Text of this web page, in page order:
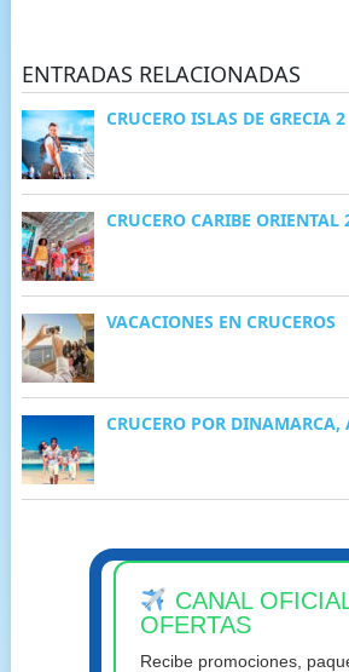
ENTRADAS RELACIONADAS
CRUCERO ISLAS DE GRECIA 2
CRUCERO CARIBE ORIENTAL
VACACIONES EN CRUCEROS
CRUCERO POR
CANAL
OFERTAS
Recibe promociones,